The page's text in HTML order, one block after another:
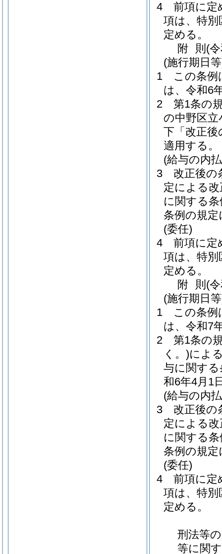
4
前項に定
項は、特別
定める。
附 則 (
(施行期日
1
この条例
は、令和6
2
第1条の
の中野区立
下「改正
適用する。
(給与の内
3
改正後の
定による
に関する
条例の規
(委任)
4
前項に定
項は、特別
定める。
附 則 (
(施行期日
1
この条例
は、令和7
2
第1条の
く。)によ
与に関する
和6年4月1
(給与の内
3
改正後の
定による
に関する
条例の規
(委任)
4
前項に定
項は、特別
定める。
刑法等
等に関